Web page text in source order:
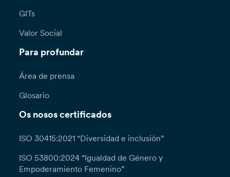
GITs
Valor Social
Para profundar
Área de prensa
Glosario
Os nosos certificados
ISO 30415:2021 “Diversidad e inclusión”
ISO 53800:2024 “Igualdad de Género y
Empoderamiento Femenino”